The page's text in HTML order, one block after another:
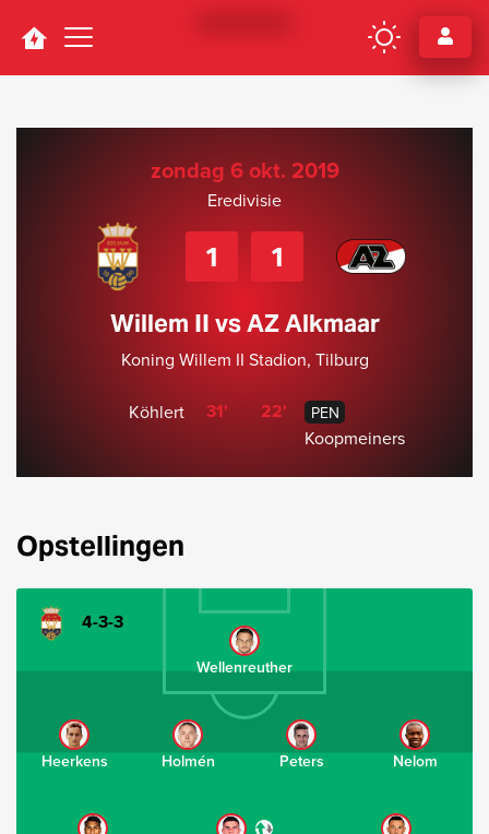
Navigation
zondag 6 okt. 2019
Eredivisie
1 1
Willem II vs AZ Alkmaar
Koning Willem II Stadion, Tilburg
Köhlert 31' 22' PEN
Koopmeiners
Opstellingen
4-3-3
Wellenreuther
Heerkens Holmén Peters Nelom